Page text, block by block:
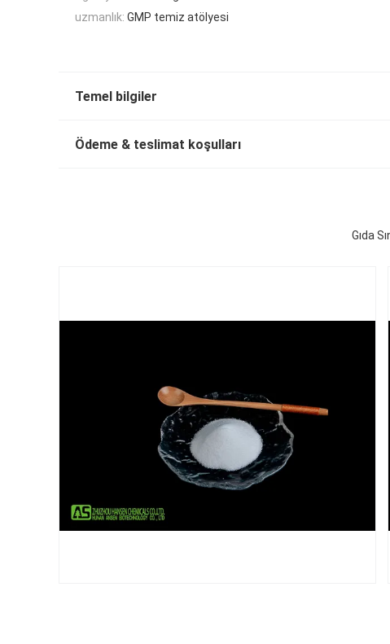
uzmanlık: GMP temiz atölyesi
Temel bilgiler
Ödeme & teslimat koşulları
Gıda